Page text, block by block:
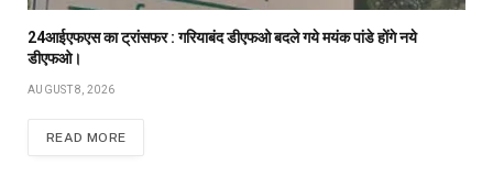
24आईएफएस का ट्रांसफर : गरियाबंद डीएफओ बदले गये मयंक पांडे होंगे नये
डीएफओ।
AUGUST 8, 2026
READ MORE